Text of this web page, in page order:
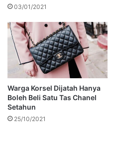
03/01/2021
Warga Korsel Dijatah Hanya
Boleh Beli Satu Tas Chanel
Setahun
25/10/2021